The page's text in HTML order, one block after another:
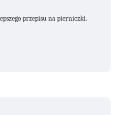
przepisu na pierniczki.